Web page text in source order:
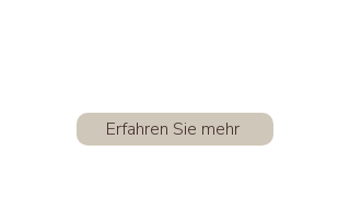
Erfahren Sie mehr